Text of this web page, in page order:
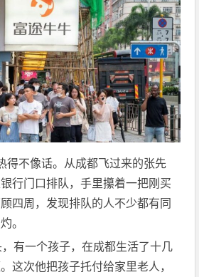
得不像话。从成都飞过来的张先
行门口排队，手里攥着一把刚买
四周，发现排队的人不少都有同
。
有一个孩子，在成都生活了十几
这次他把孩子托付给家里老人，